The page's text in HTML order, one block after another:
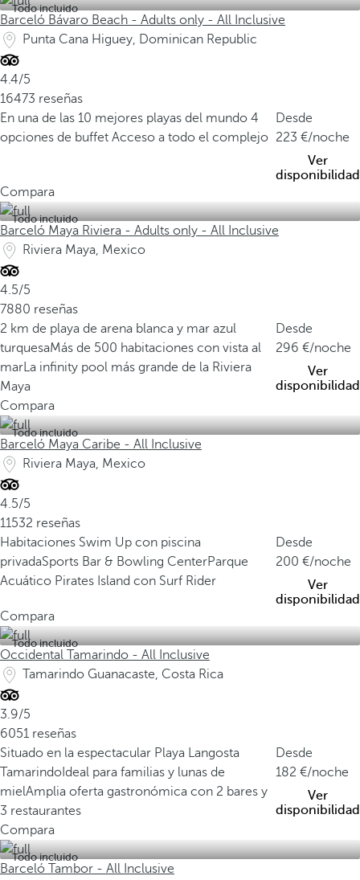
Todo incluido
Barceló Bávaro Beach - Adults only - All Inclusive
Punta Cana Higuey, Dominican Republic
4.4/5
16473 reseñas
En una de las 10 mejores playas del mundo 4
opciones de buffet Acceso a todo el complejo
Desde
223
/noche
Ver
disponibilidad
Compara
Todo incluido
Barceló Maya Riviera - Adults only - All Inclusive
Riviera Maya, Mexico
4.5/5
7880 reseñas
2 km de playa de arena blanca y mar azul
turquesaMás de 500 habitaciones con vista al
marLa infinity pool más grande de la Riviera
Maya
Desde
296
/noche
Ver
disponibilidad
Compara
Todo incluido
Barceló Maya Caribe - All Inclusive
Riviera Maya, Mexico
4.5/5
11532 reseñas
Habitaciones Swim Up con piscina
privadaSports Bar & Bowling CenterParque
Acuático Pirates Island con Surf Rider
Desde
200
/noche
Ver
disponibilidad
Compara
Todo incluido
Occidental Tamarindo - All Inclusive
Tamarindo Guanacaste, Costa Rica
3.9/5
6051 reseñas
Situado en la espectacular Playa Langosta
Tamarindo Ideal para familias y lunas de
mielAmplia oferta gastronómica con 2 bares y
3 restaurantes
Desde
182
/noche
Ver
disponibilidad
Compara
Todo incluido
Barceló Tambor - All Inclusive